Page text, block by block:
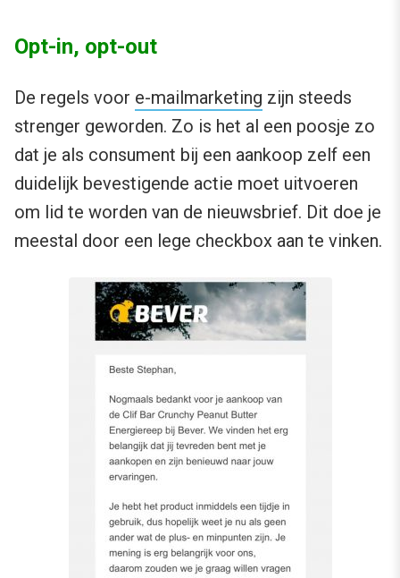
Opt-in, opt-out
De regels voor e-mailmarketing zijn steeds
strenger geworden. Zo is het al een poosje zo
dat je als consument bij een aankoop zelf een
duidelijk bevestigende actie moet uitvoeren
om lid te worden van de nieuwsbrief. Dit doe je
meestal door een lege checkbox aan te vinken.